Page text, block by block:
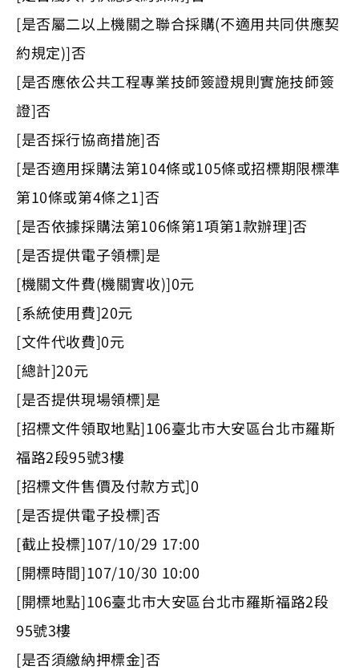
[是否屬二以上機關之聯合採購(不適用共同供應契
約規定)]否
[是否應依公共工程專業技師簽證規則實施技師簽
證]否
[是否採行協商措施]否
[是否適用採購法第104條或105條或招標期限標準
第10條或第4條之1]否
[是否依據採購法第106條第1項第1款辦理]否
[是否提供電子領標]是
[機關文件費(機關實收)]0元
[系統使用費]20元
[文件代收費]0元
[總計]20元
[是否提供現場領標]是
[招標文件領取地點]106臺北市大安區台北市羅斯
福路2段95號3樓
[招標文件售價及付款方式]0
[是否提供電子投標]否
[截止投標]107/10/29 17:00
[開標時間]107/10/30 10:00
[開標地點]106臺北市大安區台北市羅斯福路2段
95號3樓
[是否須繳納押標金]否